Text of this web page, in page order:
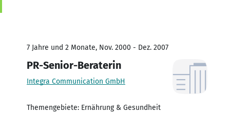
7 Jahre und 2 Monate, Nov. 2000 - Dez. 2007
PR-Senior-Beraterin
Integra Communication GmbH
Themengebiete: Ernährung & Gesundheit